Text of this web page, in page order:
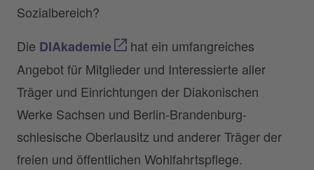
Sozialbereich?
Die DIAkademie
hat ein umfangreiches
Angebot für Mitglieder und Interessierte aller
Träger und Einrichtungen der Diakonischen
Werke Sachsen und Berlin-Brandenburg-
schlesische Oberlausitz und anderer Träger der
freien und öffentlichen Wohlfahrtspflege.